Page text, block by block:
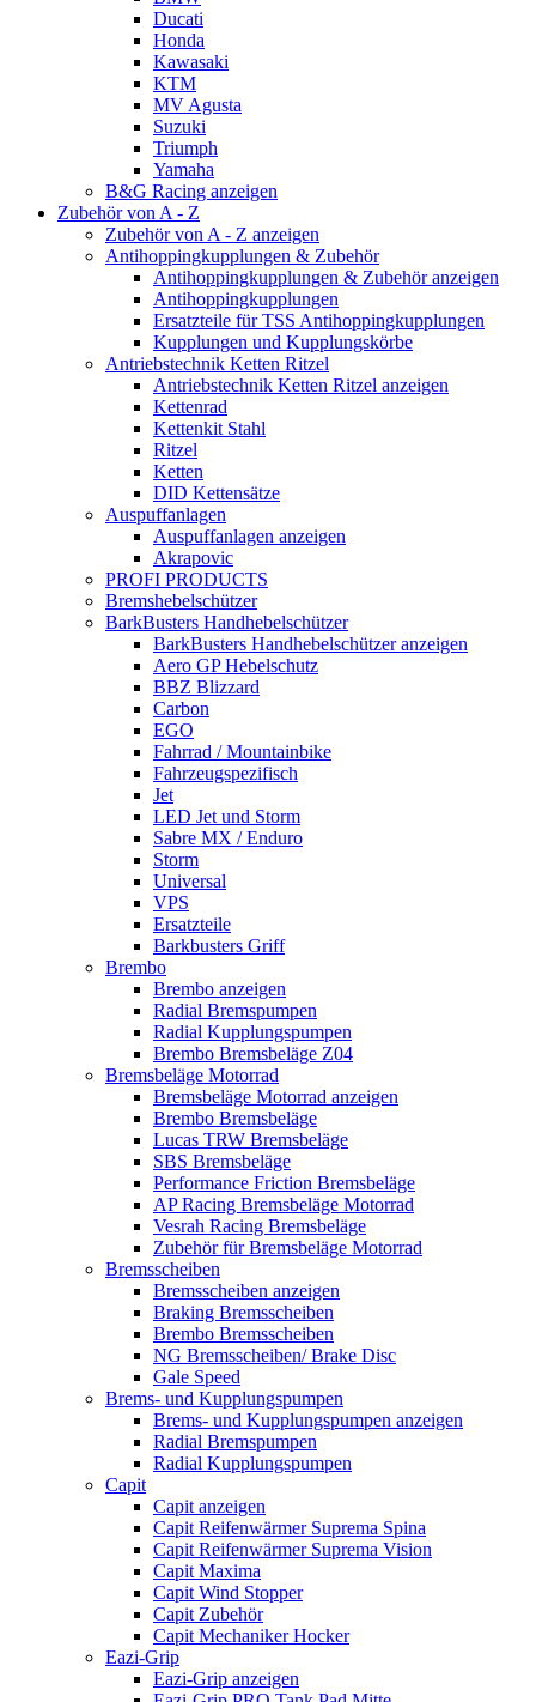
Ducati
Honda
Kawasaki
KTM
MV Agusta
Suzuki
Triumph
Yamaha
B&G Racing anzeigen
Zubehör von A - Z
Zubehör von A - Z anzeigen
Antihoppingkupplungen & Zubehör
Antihoppingkupplungen & Zubehör anzeigen
Antihoppingkupplungen
Ersatzteile für TSS Antihoppingkupplungen
Kupplungen und Kupplungskörbe
Antriebstechnik Ketten Ritzel
Antriebstechnik Ketten Ritzel anzeigen
Kettenrad
Kettenkit Stahl
Ritzel
Ketten
DID Kettensätze
Auspuffanlagen
Auspuffanlagen anzeigen
Akrapovic
PROFI PRODUCTS
Bremshebelschützer
BarkBusters Handhebelschützer
BarkBusters Handhebelschützer anzeigen
Aero GP Hebelschutz
BBZ Blizzard
Carbon
EGO
Fahrrad / Mountainbike
Fahrzeugspezifisch
Jet
LED Jet und Storm
Sabre MX / Enduro
Storm
Universal
VPS
Ersatzteile
Barkbusters Griff
Brembo
Brembo anzeigen
Radial Bremspumpen
Radial Kupplungspumpen
Brembo Bremsbeläge Z04
Bremsbeläge Motorrad
Bremsbeläge Motorrad anzeigen
Brembo Bremsbeläge
Lucas TRW Bremsbeläge
SBS Bremsbeläge
Performance Friction Bremsbeläge
AP Racing Bremsbeläge Motorrad
Vesrah Racing Bremsbeläge
Zubehör für Bremsbeläge Motorrad
Bremsscheiben
Bremsscheiben anzeigen
Braking Bremsscheiben
Brembo Bremsscheiben
NG Bremsscheiben/ Brake Disc
Gale Speed
Brems- und Kupplungspumpen
Brems- und Kupplungspumpen anzeigen
Radial Bremspumpen
Radial Kupplungspumpen
Capit
Capit anzeigen
Capit Reifenwärmer Suprema Spina
Capit Reifenwärmer Suprema Vision
Capit Maxima
Capit Wind Stopper
Capit Zubehör
Capit Mechaniker Hocker
Eazi-Grip
Eazi-Grip anzeigen